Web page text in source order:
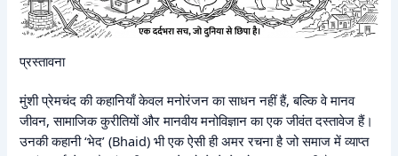
प्रस्तावना
मुंशी प्रेमचंद की कहानियाँ केवल मनोरंजन का साधन नहीं हैं, बल्कि वे मानव
जीवन, सामाजिक कुरीतियों और मानवीय मनोविज्ञान का एक जीवंत दस्तावेज हैं।
उनकी कहानी ‘भेद’ (Bhaid) भी एक ऐसी ही अमर रचना है जो समाज में व्याप्त